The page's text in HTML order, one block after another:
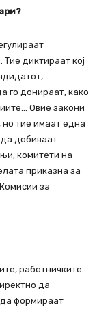
диктираат кој
го донираат, како
Овие закони
тие имаат една
добиваат
комитети на
приказна за
за
работничките
да
формираат